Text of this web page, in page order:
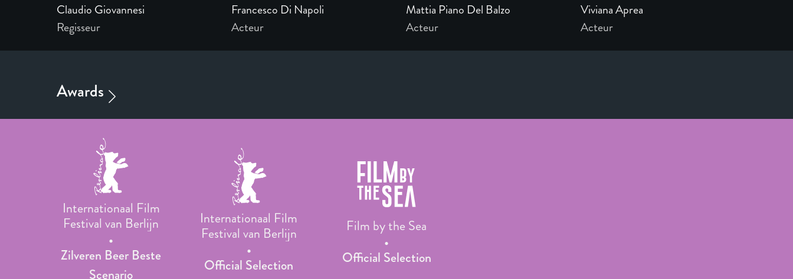
Claudio Giovannesi
Regisseur
Francesco Di Napoli
Acteur
Mattia Piano Del Balzo
Acteur
Viviana Aprea
Acteur
Internationaal Film
Festival van Berlijn
Zilveren Beer Beste
Scenario
Internationaal Film
Festival van Berlijn
Official Selection
Film by the Sea
Official Selection